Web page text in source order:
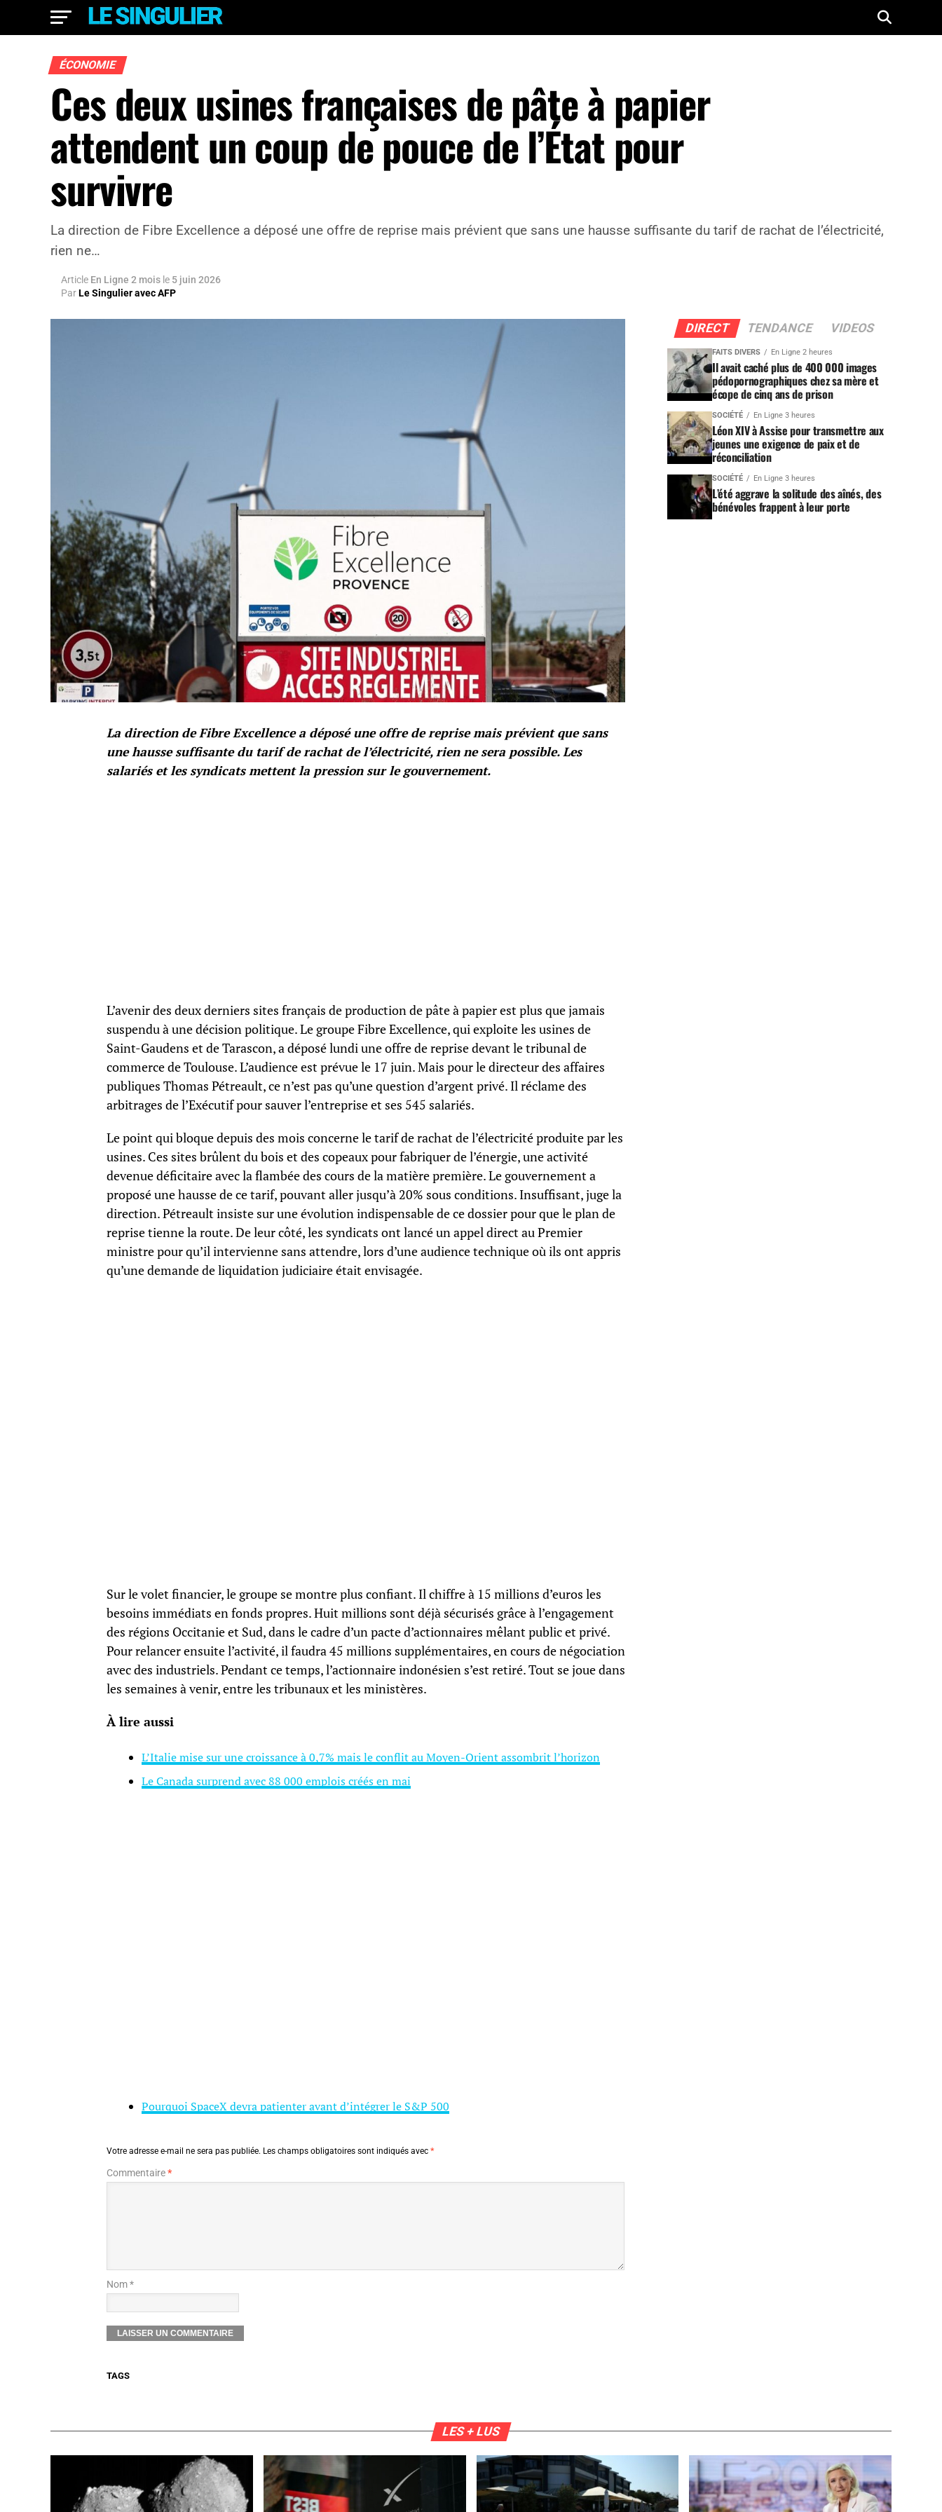
ÉCONOMIE
Ces deux usines françaises de pâte à papier
attendent un coup de pouce de l’État pour
survivre
La direction de Fibre Excellence a déposé une offre de reprise mais prévient que sans une hausse suffisante du tarif de rachat de l’électricité,
rien ne…
Article En Ligne 2 mois le 5 juin 2026
ParLe Singulier avec AFP
La direction de Fibre Excellence a déposé une offre de reprise mais prévient que sans
une hausse suffisante du tarif de rachat de l’électricité, rien ne sera possible. Les
salariés et les syndicats mettent la pression sur le gouvernement.
L’avenir des deux derniers sites français de production de pâte à papier est plus que jamais
suspendu à une décision politique. Le groupe Fibre Excellence, qui exploite les usines de
Saint-Gaudens et de Tarascon, a déposé lundi une offre de reprise devant le tribunal de
commerce de Toulouse. L’audience est prévue le 17 juin. Mais pour le directeur des affaires
publiques Thomas Pétreault, ce n’est pas qu’une question d’argent privé. Il réclame des
arbitrages de l’Exécutif pour sauver l’entreprise et ses 545 salariés.
Le point qui bloque depuis des mois concerne le tarif de rachat de l’électricité produite par les
usines. Ces sites brûlent du bois et des copeaux pour fabriquer de l’énergie, une activité
devenue déficitaire avec la flambée des cours de la matière première. Le gouvernement a
proposé une hausse de ce tarif, pouvant aller jusqu’à 20% sous conditions. Insuffisant, juge la
direction. Pétreault insiste sur une évolution indispensable de ce dossier pour que le plan de
reprise tienne la route. De leur côté, les syndicats ont lancé un appel direct au Premier
ministre pour qu’il intervienne sans attendre, lors d’une audience technique où ils ont appris
qu’une demande de liquidation judiciaire était envisagée.
Sur le volet financier, le groupe se montre plus confiant. Il chiffre à 15 millions d’euros les
besoins immédiats en fonds propres. Huit millions sont déjà sécurisés grâce à l’engagement
des régions Occitanie et Sud, dans le cadre d’un pacte d’actionnaires mêlant public et privé.
Pour relancer ensuite l’activité, il faudra 45 millions supplémentaires, en cours de négociation
avec des industriels. Pendant ce temps, l’actionnaire indonésien s’est retiré. Tout se joue dans
les semaines à venir, entre les tribunaux et les ministères.
À lire aussi
L’Italie mise sur une croissance à 0,7% mais le conflit au Moyen-Orient assombrit l’horizon
Le Canada surprend avec 88 000 emplois créés en mai
Pourquoi SpaceX devra patienter avant d’intégrer le S&P 500
Votre adresse e-mail ne sera pas publiée. Les champs obligatoires sont indiqués avec *
Commentaire*
Nom *
TAGS
DIRECT TENDANCE VIDEOS
FAITS DIVERS En Ligne 2 heures
Il avait caché plus de 400 000 images
pédopornographiques chez sa mère et
écope de cinq ans de prison
SOCIÉTÉ En Ligne 3 heures
Léon XIV à Assise pour transmettre aux
jeunes une exigence de paix et de
réconciliation
SOCIÉTÉ En Ligne 3 heures
L’été aggrave la solitude des aînés, des
bénévoles frappent à leur porte
LES + LUS